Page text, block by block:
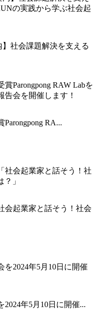
】社会課題解決を支える
RA...
会起業家と話そう！社会
年5月10日に開催...